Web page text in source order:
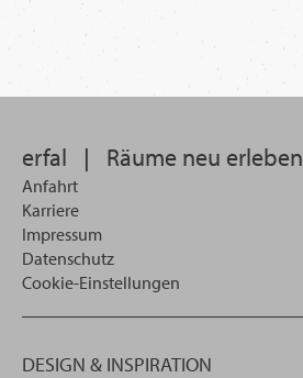
erfal | Räume neu erleben
Anfahrt
Karriere
Impressum
Datenschutz
Cookie-Einstellungen
DESIGN & INSPIRATION